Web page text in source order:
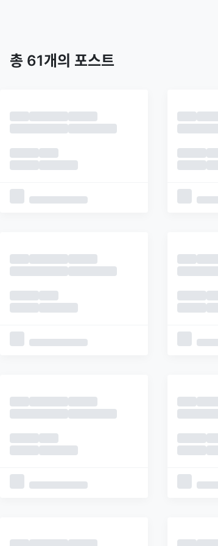
트렌딩 추천 최신 피드
총 61개의 포스트